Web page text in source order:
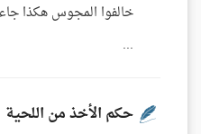
خالفوا المجوس هكذا
...
حكم الأخذ من اللحية